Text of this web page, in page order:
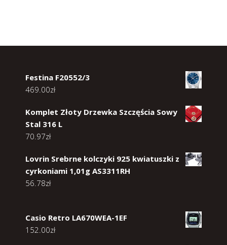
Festina F20552/3
469.00zł
Komplet Złoty Drzewka Szczęścia Sowy
Stal 316 L
70.97zł
Lovrin Srebrne kolczyki 925 kwiatuszki z
cyrkoniami 1,01g AS3311RH
56.78zł
Casio Retro LA670WEA-1EF
152.00zł